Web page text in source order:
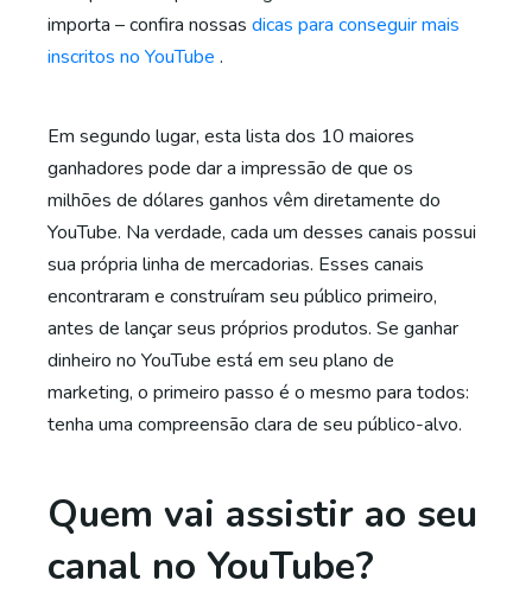
importa – confira nossas dicas para conseguir mais
inscritos no YouTube .
Em segundo lugar, esta lista dos 10 maiores
ganhadores pode dar a impressão de que os
milhões de dólares ganhos vêm diretamente do
YouTube. Na verdade, cada um desses canais possui
sua própria linha de mercadorias. Esses canais
encontraram e construíram seu público primeiro,
antes de lançar seus próprios produtos. Se ganhar
dinheiro no YouTube está em seu plano de
marketing, o primeiro passo é o mesmo para todos:
tenha uma compreensão clara de seu público-alvo.
Quem vai assistir ao seu
canal no YouTube?